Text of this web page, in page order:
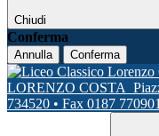
Chiudi
Conferma
Annulla Conferma
LORENZO COSTA
734520 • Fax 0187 770901